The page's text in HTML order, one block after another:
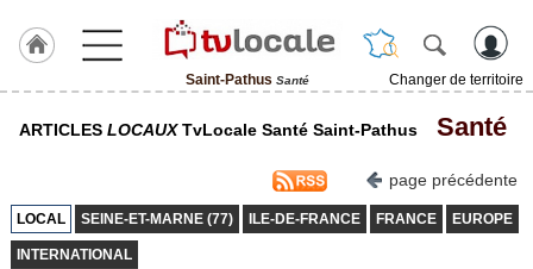
Saint-Pathus Santé
Changer de territoire
Saint-
Pathus
ARTICLES LOCAUXTvLocale Santé Saint-Pathus Santé
page précédente
LOCAL SEINE-ET-MARNE (77) ILE-DE-FRANCE FRANCE EUROPE
INTERNATIONAL